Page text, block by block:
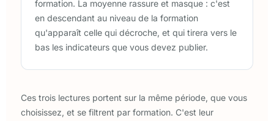
formation. La moyenne rassure et masque : c'est
en descendant au niveau de la formation
qu'apparaît celle qui décroche, et qui tirera vers le
bas les indicateurs que vous devez publier.
Ces trois lectures portent sur la même période, que vous
choisissez, et se filtrent par formation. C'est leur